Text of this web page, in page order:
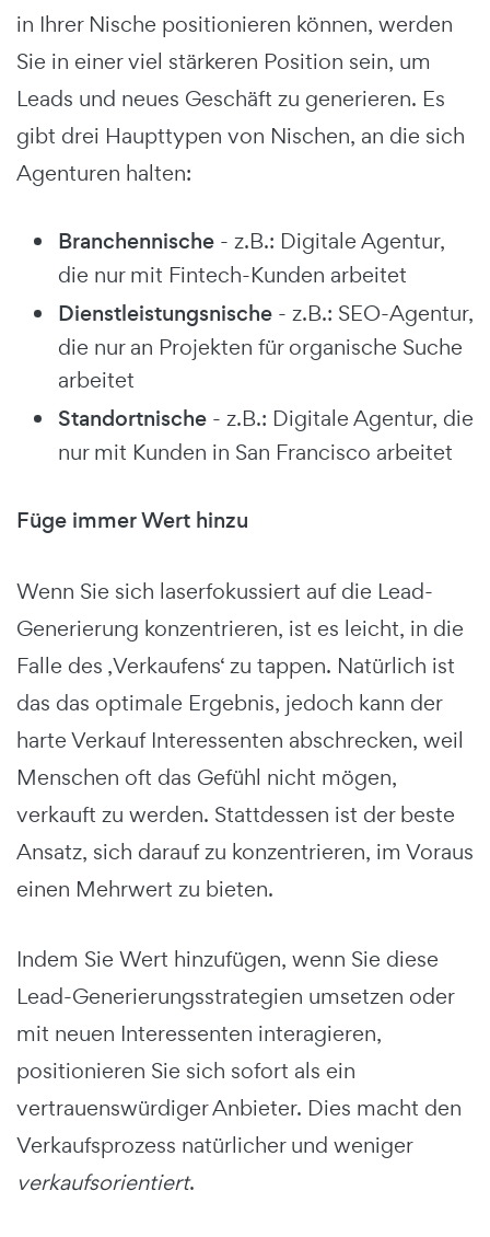
in Ihrer Nische positionieren können, werden
Sie in einer viel stärkeren Position sein, um
Leads und neues Geschäft zu generieren. Es
gibt drei Haupttypen von Nischen, an die sich
Agenturen halten:
Branchennische - z.B.: Digitale Agentur,
die nur mit Fintech-Kunden arbeitet
Dienstleistungsnische - z.B.: SEO-Agentur,
die nur an Projekten für organische Suche
arbeitet
Standortnische - z.B.: Digitale Agentur, die
nur mit Kunden in San Francisco arbeitet
Füge immer Wert hinzu
Wenn Sie sich laserfokussiert auf die Lead-
Generierung konzentrieren, ist es leicht, in die
Falle des ‚Verkaufens‘ zu tappen. Natürlich ist
das das optimale Ergebnis, jedoch kann der
harte Verkauf Interessenten abschrecken, weil
Menschen oft das Gefühl nicht mögen,
verkauft zu werden. Stattdessen ist der beste
Ansatz, sich darauf zu konzentrieren, im Voraus
einen Mehrwert zu bieten.
Indem Sie Wert hinzufügen, wenn Sie diese
Lead-Generierungsstrategien umsetzen oder
mit neuen Interessenten interagieren,
positionieren Sie sich sofort als ein
vertrauenswürdiger Anbieter. Dies macht den
Verkaufsprozess natürlicher und weniger
verkaufsorientiert.